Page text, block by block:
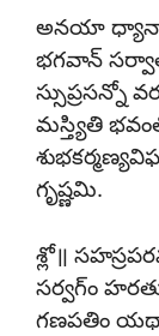
అనయా
భగవాన్
స్సుప్రసన్నో
మస్త్యితి
గృష్ణమి.
శ్లో॥
సర్వగ్ం
గణపతిం